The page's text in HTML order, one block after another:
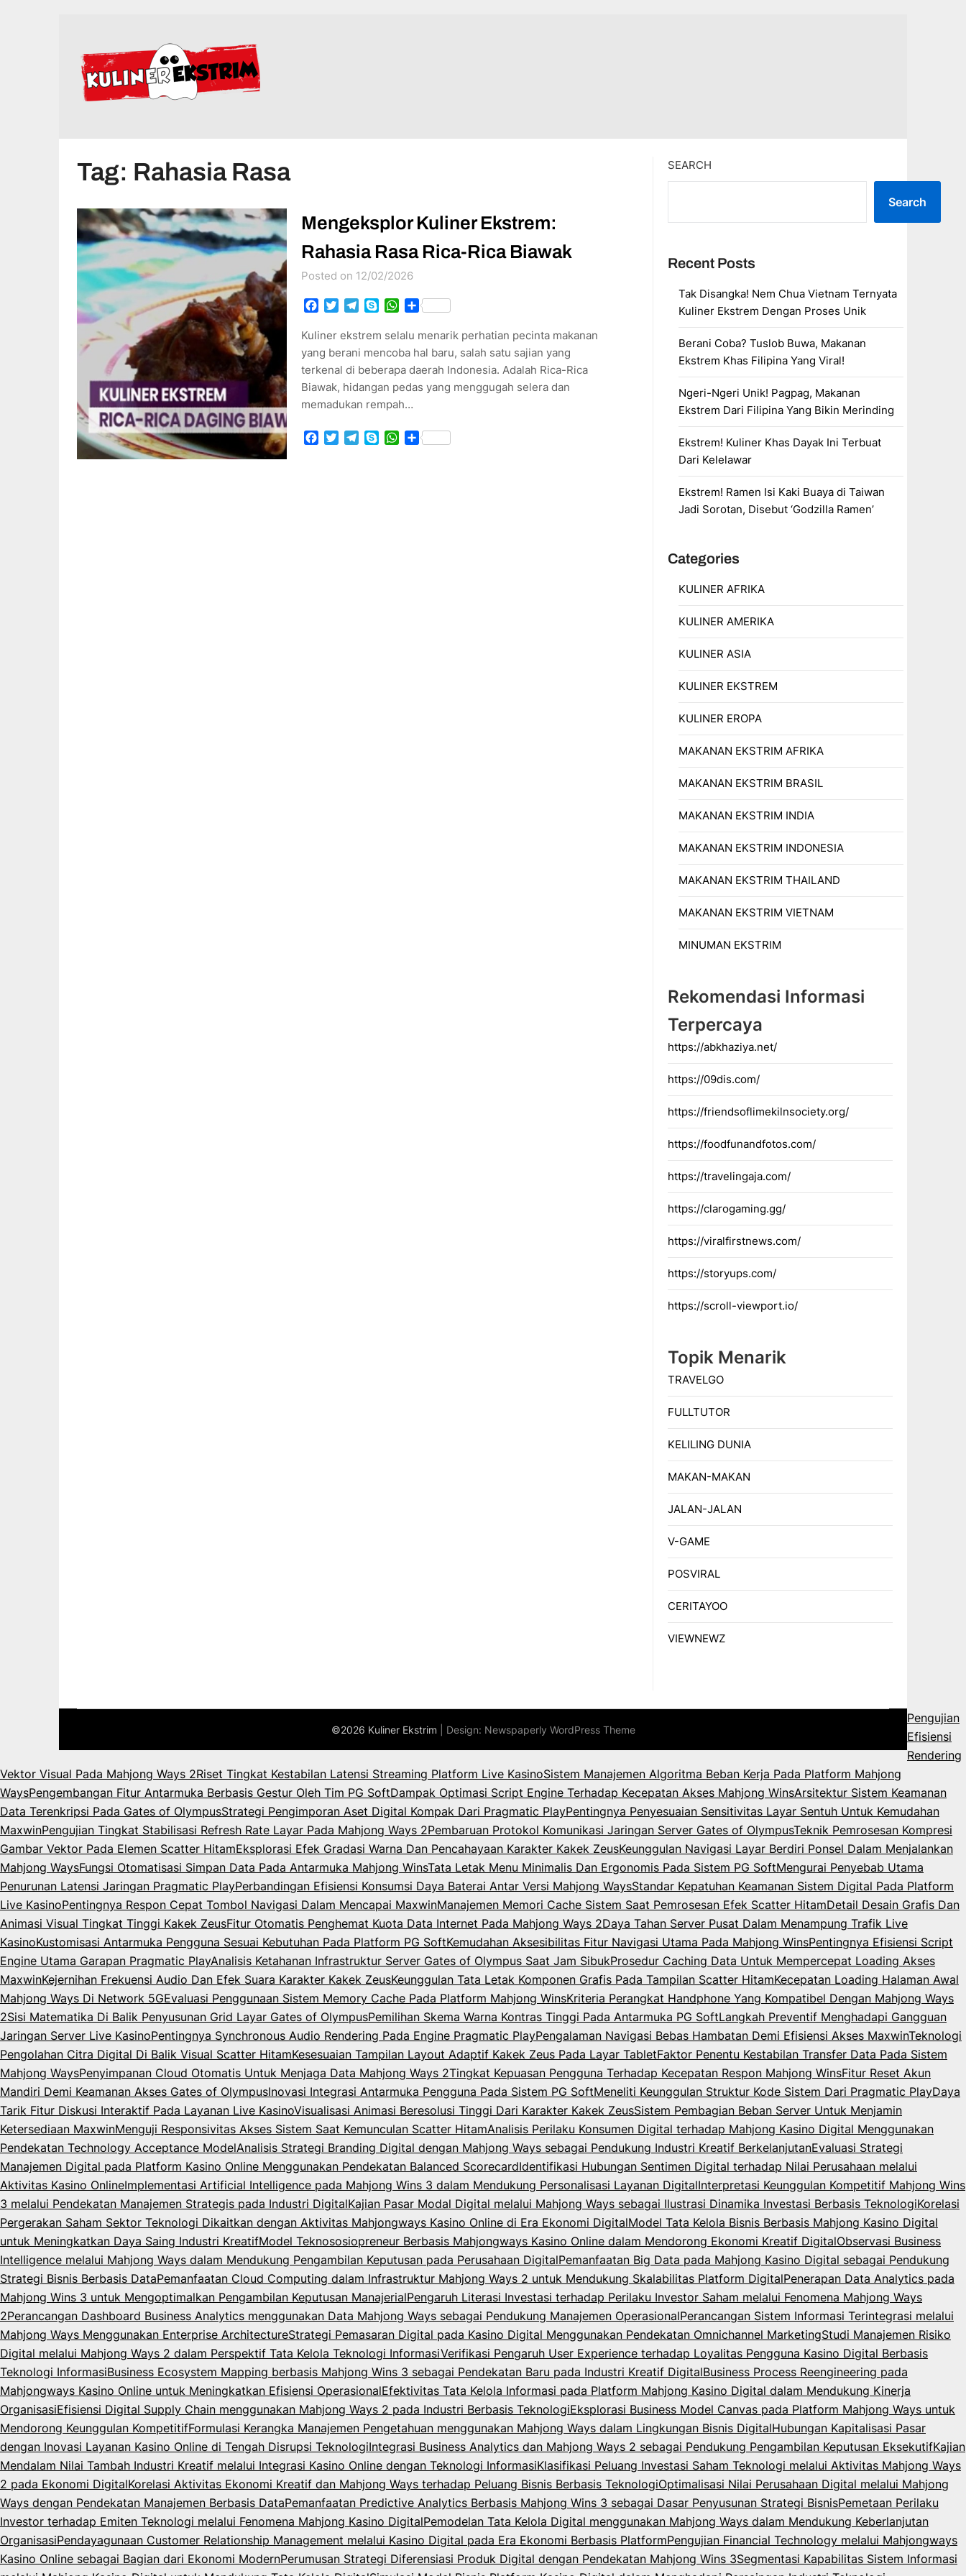
Tag: Rahasia Rasa
Mengeksplor Kuliner Ekstrem:
Rahasia Rasa Rica-Rica Biawak
Posted on 12/02/2026
Facebook
TwitterTelegram
SkypeWhatsApp
Share
Kuliner ekstrem selalu menarik perhatian pecinta makanan
yang berani mencoba hal baru, salah satu sajian yang
terkenal di beberapa daerah Indonesia. Adalah Rica-Rica
Biawak, hidangan pedas yang menggugah selera dan
memadukan rempah…
Facebook
TwitterTelegram
SkypeWhatsApp
Share
SEARCH
Search
Recent Posts
Tak Disangka! Nem Chua Vietnam Ternyata
Kuliner Ekstrem Dengan Proses Unik
Berani Coba? Tuslob Buwa, Makanan
Ekstrem Khas Filipina Yang Viral!
Ngeri-Ngeri Unik! Pagpag, Makanan
Ekstrem Dari Filipina Yang Bikin Merinding
Ekstrem! Kuliner Khas Dayak Ini Terbuat
Dari Kelelawar
Ekstrem! Ramen Isi Kaki Buaya di Taiwan
Jadi Sorotan, Disebut ‘Godzilla Ramen’
Categories
KULINER AFRIKA
KULINER AMERIKA
KULINER ASIA
KULINER EKSTREM
KULINER EROPA
MAKANAN EKSTRIM AFRIKA
MAKANAN EKSTRIM BRASIL
MAKANAN EKSTRIM INDIA
MAKANAN EKSTRIM INDONESIA
MAKANAN EKSTRIM THAILAND
MAKANAN EKSTRIM VIETNAM
MINUMAN EKSTRIM
Rekomendasi Informasi
Terpercaya
https://abkhaziya.net/
https://09dis.com/
https://friendsoflimekilnsociety.org/
https://foodfunandfotos.com/
https://travelingaja.com/
https://clarogaming.gg/
https://viralfirstnews.com/
https://storyups.com/
https://scroll-viewport.io/
Topik Menarik
TRAVELGO
FULLTUTOR
KELILING DUNIA
MAKAN-MAKAN
JALAN-JALAN
V-GAME
POSVIRAL
CERITAYOO
VIEWNEWZ
©2026 Kuliner Ekstrim | Design: Newspaperly WordPress Theme
Pengujian
Efisiensi
Rendering
Vektor Visual Pada Mahjong Ways 2Riset Tingkat Kestabilan Latensi Streaming Platform Live KasinoSistem Manajemen Algoritma Beban Kerja Pada Platform Mahjong
WaysPengembangan Fitur Antarmuka Berbasis Gestur Oleh Tim PG SoftDampak Optimasi Script Engine Terhadap Kecepatan Akses Mahjong WinsArsitektur Sistem Keamanan
Data Terenkripsi Pada Gates of OlympusStrategi Pengimporan Aset Digital Kompak Dari Pragmatic PlayPentingnya Penyesuaian Sensitivitas Layar Sentuh Untuk Kemudahan
MaxwinPengujian Tingkat Stabilisasi Refresh Rate Layar Pada Mahjong Ways 2Pembaruan Protokol Komunikasi Jaringan Server Gates of OlympusTeknik Pemrosesan Kompresi
Gambar Vektor Pada Elemen Scatter HitamEksplorasi Efek Gradasi Warna Dan Pencahayaan Karakter Kakek ZeusKeunggulan Navigasi Layar Berdiri Ponsel Dalam Menjalankan
Mahjong WaysFungsi Otomatisasi Simpan Data Pada Antarmuka Mahjong WinsTata Letak Menu Minimalis Dan Ergonomis Pada Sistem PG SoftMengurai Penyebab Utama
Penurunan Latensi Jaringan Pragmatic PlayPerbandingan Efisiensi Konsumsi Daya Baterai Antar Versi Mahjong WaysStandar Kepatuhan Keamanan Sistem Digital Pada Platform
Live KasinoPentingnya Respon Cepat Tombol Navigasi Dalam Mencapai MaxwinManajemen Memori Cache Sistem Saat Pemrosesan Efek Scatter HitamDetail Desain Grafis Dan
Animasi Visual Tingkat Tinggi Kakek ZeusFitur Otomatis Penghemat Kuota Data Internet Pada Mahjong Ways 2Daya Tahan Server Pusat Dalam Menampung Trafik Live
KasinoKustomisasi Antarmuka Pengguna Sesuai Kebutuhan Pada Platform PG SoftKemudahan Aksesibilitas Fitur Navigasi Utama Pada Mahjong WinsPentingnya Efisiensi Script
Engine Utama Garapan Pragmatic PlayAnalisis Ketahanan Infrastruktur Server Gates of Olympus Saat Jam SibukProsedur Caching Data Untuk Mempercepat Loading Akses
MaxwinKejernihan Frekuensi Audio Dan Efek Suara Karakter Kakek ZeusKeunggulan Tata Letak Komponen Grafis Pada Tampilan Scatter HitamKecepatan Loading Halaman Awal
Mahjong Ways Di Network 5GEvaluasi Penggunaan Sistem Memory Cache Pada Platform Mahjong WinsKriteria Perangkat Handphone Yang Kompatibel Dengan Mahjong Ways
2Sisi Matematika Di Balik Penyusunan Grid Layar Gates of OlympusPemilihan Skema Warna Kontras Tinggi Pada Antarmuka PG SoftLangkah Preventif Menghadapi Gangguan
Jaringan Server Live KasinoPentingnya Synchronous Audio Rendering Pada Engine Pragmatic PlayPengalaman Navigasi Bebas Hambatan Demi Efisiensi Akses MaxwinTeknologi
Pengolahan Citra Digital Di Balik Visual Scatter HitamKesesuaian Tampilan Layout Adaptif Kakek Zeus Pada Layar TabletFaktor Penentu Kestabilan Transfer Data Pada Sistem
Mahjong WaysPenyimpanan Cloud Otomatis Untuk Menjaga Data Mahjong Ways 2Tingkat Kepuasan Pengguna Terhadap Kecepatan Respon Mahjong WinsFitur Reset Akun
Mandiri Demi Keamanan Akses Gates of OlympusInovasi Integrasi Antarmuka Pengguna Pada Sistem PG SoftMeneliti Keunggulan Struktur Kode Sistem Dari Pragmatic PlayDaya
Tarik Fitur Diskusi Interaktif Pada Layanan Live KasinoVisualisasi Animasi Beresolusi Tinggi Dari Karakter Kakek ZeusSistem Pembagian Beban Server Untuk Menjamin
Ketersediaan MaxwinMenguji Responsivitas Akses Sistem Saat Kemunculan Scatter HitamAnalisis Perilaku Konsumen Digital terhadap Mahjong Kasino Digital Menggunakan
Pendekatan Technology Acceptance ModelAnalisis Strategi Branding Digital dengan Mahjong Ways sebagai Pendukung Industri Kreatif BerkelanjutanEvaluasi Strategi
Manajemen Digital pada Platform Kasino Online Menggunakan Pendekatan Balanced ScorecardIdentifikasi Hubungan Sentimen Digital terhadap Nilai Perusahaan melalui
Aktivitas Kasino OnlineImplementasi Artificial Intelligence pada Mahjong Wins 3 dalam Mendukung Personalisasi Layanan DigitalInterpretasi Keunggulan Kompetitif Mahjong Wins
3 melalui Pendekatan Manajemen Strategis pada Industri DigitalKajian Pasar Modal Digital melalui Mahjong Ways sebagai Ilustrasi Dinamika Investasi Berbasis TeknologiKorelasi
Pergerakan Saham Sektor Teknologi Dikaitkan dengan Aktivitas Mahjongways Kasino Online di Era Ekonomi DigitalModel Tata Kelola Bisnis Berbasis Mahjong Kasino Digital
untuk Meningkatkan Daya Saing Industri KreatifModel Teknososiopreneur Berbasis Mahjongways Kasino Online dalam Mendorong Ekonomi Kreatif DigitalObservasi Business
Intelligence melalui Mahjong Ways dalam Mendukung Pengambilan Keputusan pada Perusahaan DigitalPemanfaatan Big Data pada Mahjong Kasino Digital sebagai Pendukung
Strategi Bisnis Berbasis DataPemanfaatan Cloud Computing dalam Infrastruktur Mahjong Ways 2 untuk Mendukung Skalabilitas Platform DigitalPenerapan Data Analytics pada
Mahjong Wins 3 untuk Mengoptimalkan Pengambilan Keputusan ManajerialPengaruh Literasi Investasi terhadap Perilaku Investor Saham melalui Fenomena Mahjong Ways
2Perancangan Dashboard Business Analytics menggunakan Data Mahjong Ways sebagai Pendukung Manajemen OperasionalPerancangan Sistem Informasi Terintegrasi melalui
Mahjong Ways Menggunakan Enterprise ArchitectureStrategi Pemasaran Digital pada Kasino Digital Menggunakan Pendekatan Omnichannel MarketingStudi Manajemen Risiko
Digital melalui Mahjong Ways 2 dalam Perspektif Tata Kelola Teknologi InformasiVerifikasi Pengaruh User Experience terhadap Loyalitas Pengguna Kasino Digital Berbasis
Teknologi InformasiBusiness Ecosystem Mapping berbasis Mahjong Wins 3 sebagai Pendekatan Baru pada Industri Kreatif DigitalBusiness Process Reengineering pada
Mahjongways Kasino Online untuk Meningkatkan Efisiensi OperasionalEfektivitas Tata Kelola Informasi pada Platform Mahjong Kasino Digital dalam Mendukung Kinerja
OrganisasiEfisiensi Digital Supply Chain menggunakan Mahjong Ways 2 pada Industri Berbasis TeknologiEksplorasi Business Model Canvas pada Platform Mahjong Ways untuk
Mendorong Keunggulan KompetitifFormulasi Kerangka Manajemen Pengetahuan menggunakan Mahjong Ways dalam Lingkungan Bisnis DigitalHubungan Kapitalisasi Pasar
dengan Inovasi Layanan Kasino Online di Tengah Disrupsi TeknologiIntegrasi Business Analytics dan Mahjong Ways 2 sebagai Pendukung Pengambilan Keputusan EksekutifKajian
Mendalam Nilai Tambah Industri Kreatif melalui Integrasi Kasino Online dengan Teknologi InformasiKlasifikasi Peluang Investasi Saham Teknologi melalui Aktivitas Mahjong Ways
2 pada Ekonomi DigitalKorelasi Aktivitas Ekonomi Kreatif dan Mahjong Ways terhadap Peluang Bisnis Berbasis TeknologiOptimalisasi Nilai Perusahaan Digital melalui Mahjong
Ways dengan Pendekatan Manajemen Berbasis DataPemanfaatan Predictive Analytics Berbasis Mahjong Wins 3 sebagai Dasar Penyusunan Strategi BisnisPemetaan Perilaku
Investor terhadap Emiten Teknologi melalui Fenomena Mahjong Kasino DigitalPemodelan Tata Kelola Digital menggunakan Mahjong Ways dalam Mendukung Keberlanjutan
OrganisasiPendayagunaan Customer Relationship Management melalui Kasino Digital pada Era Ekonomi Berbasis PlatformPengujian Financial Technology melalui Mahjongways
Kasino Online sebagai Bagian dari Ekonomi ModernPerumusan Strategi Diferensiasi Produk Digital dengan Pendekatan Mahjong Wins 3Segmentasi Kapabilitas Sistem Informasi